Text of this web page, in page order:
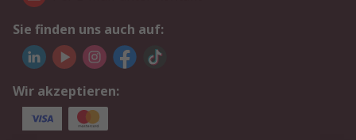
Sie finden uns auch auf:
Wir akzeptieren: